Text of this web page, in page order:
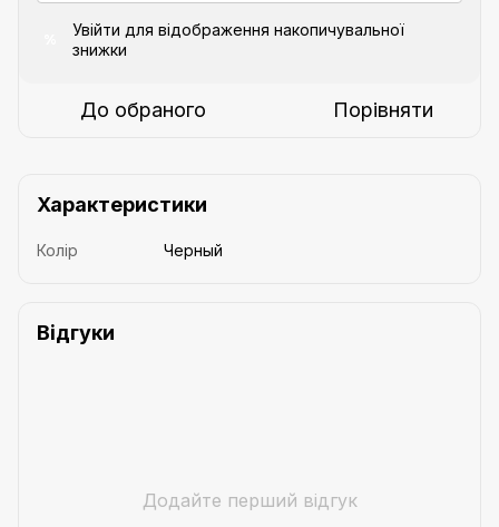
Увійти для відображення накопичувальної
знижки
До обраного Порівняти
Характеристики
Колір Черный
Відгуки
Додайте перший відгук